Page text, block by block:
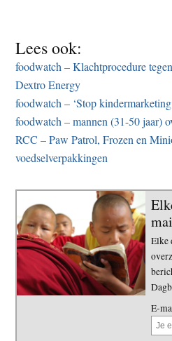
Lees ook:
foodwatch – Klachtprocedure
Dextro Energy
foodwatch – ‘Stop
foodwatch – mannen (31-50 jaar)
RCC – Paw Patrol, Frozen en
voedselverpakkingen
Elke
E-